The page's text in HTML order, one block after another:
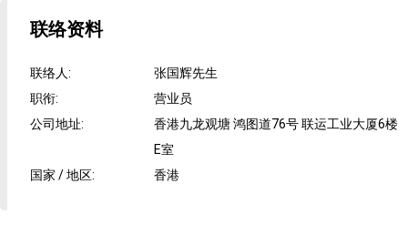
联络资料
联络人:
张国辉先生
职衔:
营业员
公司地址:
香港九龙观塘 鸿图道76号 联运工业大厦6楼
E室
国家 / 地区: 香港